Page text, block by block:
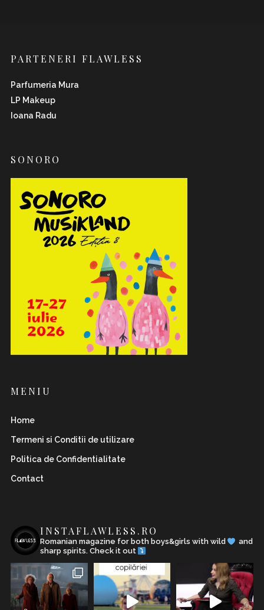
PARTENERI FLAWLESS
Parfumeria Mura
LP Makeup
Ioana Radu
SONORO
MENIU
Home
Termeni si Conditii de utilizare
Politica de Confidentialitate
Contact
INSTAFLAWLESS.RO
Romanian magazine for both boys&girls with wild
and
sharp spirits. Check it out